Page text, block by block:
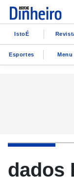
IstoÉ
Esportes Menu
dados